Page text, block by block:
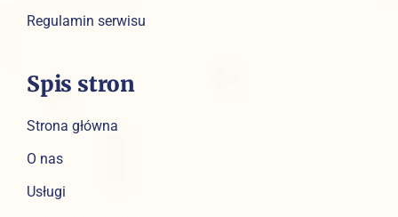
Regulamin serwisu
Spis stron
Strona główna
O nas
Usługi